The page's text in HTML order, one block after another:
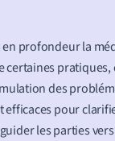
en profondeur la
certaines
des
pour
les parties